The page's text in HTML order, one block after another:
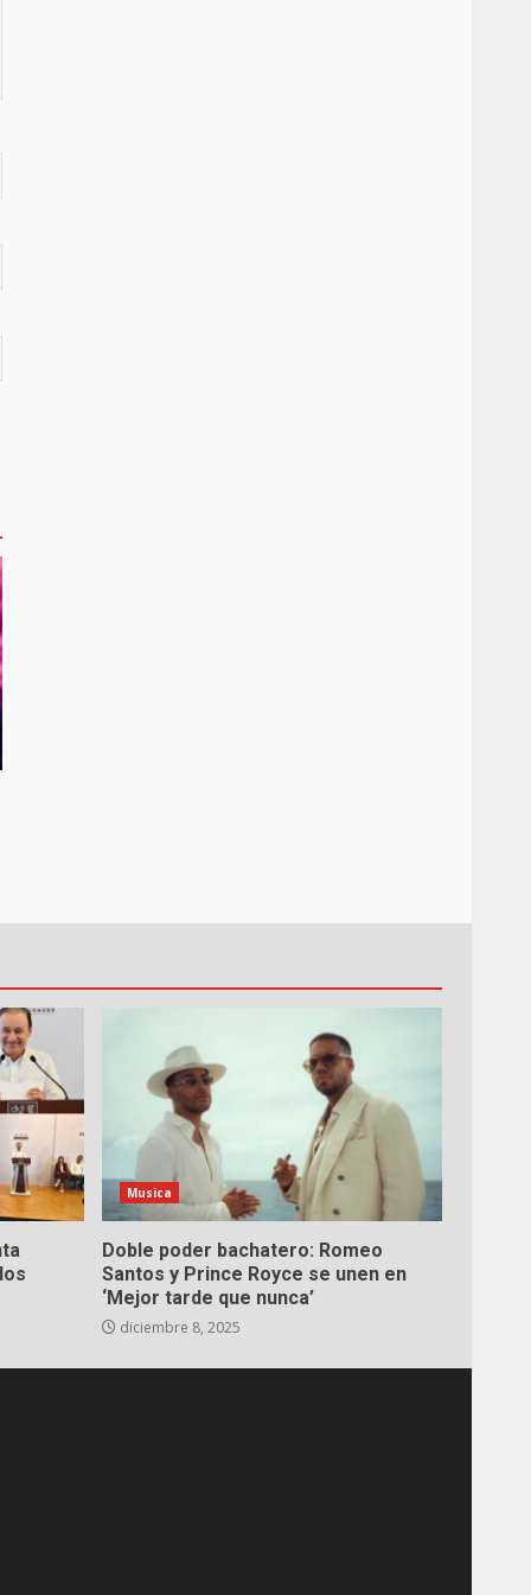
Musica
Doble poder bachatero: Romeo
Santos y Prince Royce se unen en
‘Mejor tarde que nunca’
diciembre 8, 2025